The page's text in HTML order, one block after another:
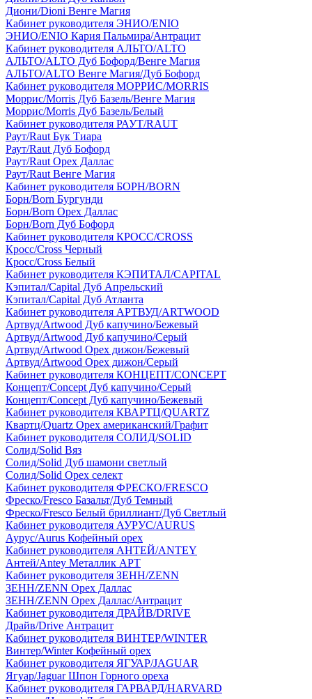
Диони/Dioni Венге Магия
Кабинет руководителя ЭНИО/ENIO
ЭНИО/ENIO Кария Пальмира/Антрацит
Кабинет руководителя АЛЬТО/ALTO
АЛЬТО/ALTO Дуб Бофорд/Венге Магия
АЛЬТО/ALTO Венге Магия/Дуб Бофорд
Кабинет руководителя МОРРИС/MORRIS
Моррис/Morris Дуб Базель/Венге Магия
Моррис/Morris Дуб Базель/Белый
Кабинет руководителя РАУТ/RAUT
Раут/Raut Бук Тиара
Раут/Raut Дуб Бофорд
Раут/Raut Орех Даллас
Раут/Raut Венге Магия
Кабинет руководителя БОРН/BORN
Борн/Born Бургунди
Борн/Born Орех Даллас
Борн/Born Дуб Бофорд
Кабинет руководителя КРОСС/CROSS
Кросс/Cross Черный
Кросс/Cross Белый
Кабинет руководителя КЭПИТАЛ/CAPITAL
Кэпитал/Capital Дуб Апрельский
Кэпитал/Capital Дуб Атланта
Кабинет руководителя АРТВУД/ARTWOOD
Артвуд/Artwood Дуб капучино/Бежевый
Артвуд/Artwood Дуб капучино/Серый
Артвуд/Artwood Орех дижон/Бежевый
Артвуд/Artwood Орех дижон/Серый
Кабинет руководителя КОНЦЕПТ/CONCEPT
Концепт/Concept Дуб капучино/Серый
Концепт/Concept Дуб капучино/Бежевый
Кабинет руководителя КВАРТЦ/QUARTZ
Квартц/Quartz Орех американский/Графит
Кабинет руководителя СОЛИД/SOLID
Солид/Solid Вяз
Солид/Solid Дуб шамони светлый
Солид/Solid Орех селект
Кабинет руководителя ФРЕСКО/FRESCO
Фреско/Fresco Базальт/Дуб Темный
Фреско/Fresco Белый бриллиант/Дуб Светлый
Кабинет руководителя АУРУС/AURUS
Аурус/Aurus Кофейный орех
Кабинет руководителя АНТЕЙ/ANTEY
Антей/Antey Металлик АРТ
Кабинет руководителя ЗЕНН/ZENN
ЗЕНН/ZENN Орех Даллас
ЗЕНН/ZENN Орех Даллас/Антрацит
Кабинет руководителя ДРАЙВ/DRIVE
Драйв/Drive Антрацит
Кабинет руководителя ВИНТЕР/WINTER
Винтер/Winter Кофейный орех
Кабинет руководителя ЯГУАР/JAGUAR
Ягуар/Jaguar Шпон Горного ореха
Кабинет руководителя ГАРВАРД/HARVARD